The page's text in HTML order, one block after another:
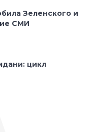
Зеленского и
СМИ
цикл